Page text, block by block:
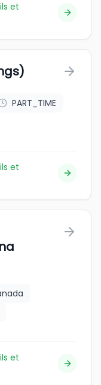
et
PART_TIME
et
et